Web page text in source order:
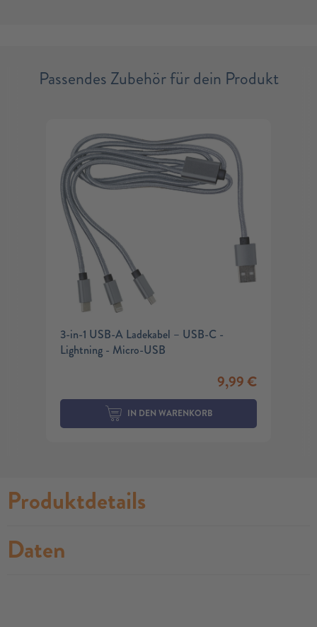
Passendes Zubehör für dein Produkt
3-in-1 USB-A Ladekabel – USB-C -
Lightning - Micro-USB
9,99€
IN DEN WARENKORB
Produktdetails
Daten